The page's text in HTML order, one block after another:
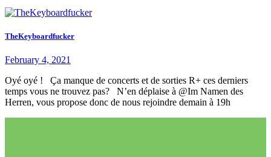
TheKeyboardfucker
February 4, 2021
Oyé oyé ! Ça manque de concerts et de sorties R+ ces derniers
temps vous ne trouvez pas? N’en déplaise à @Im Namen des
Herren, vous propose donc de nous rejoindre demain à 19h